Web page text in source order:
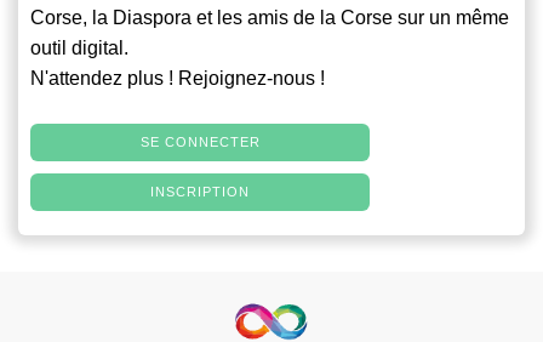
Corse, la Diaspora et les amis de la Corse sur un même
outil digital.
N'attendez plus ! Rejoignez-nous !
SE CONNECTER
INSCRIPTION